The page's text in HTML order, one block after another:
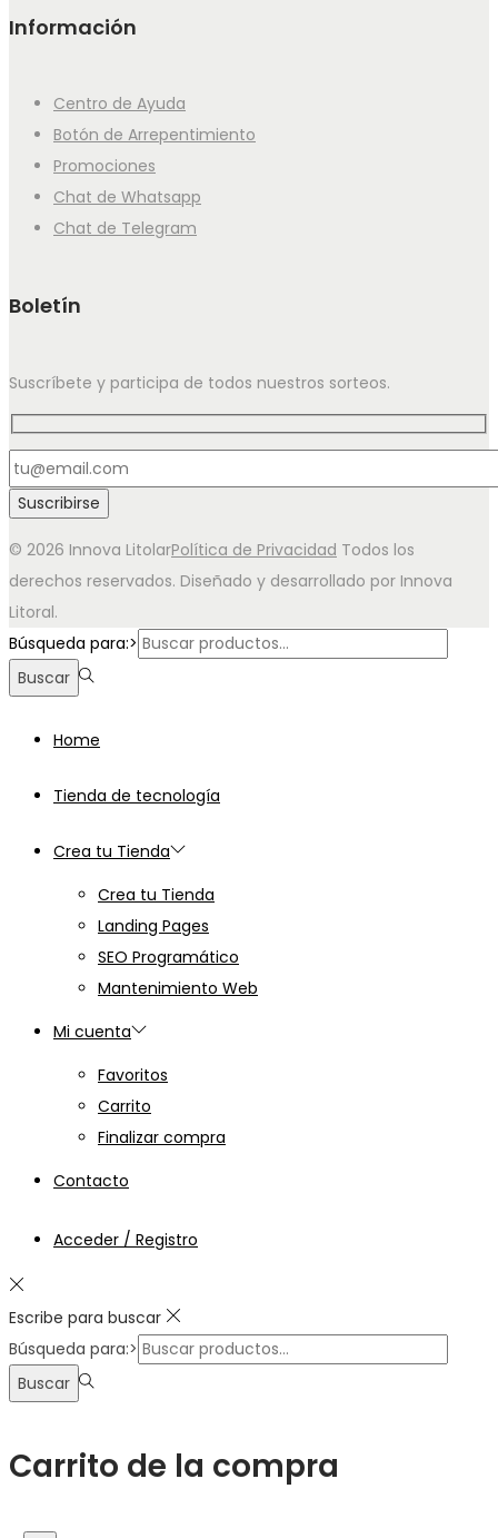
Información
Centro de Ayuda
Botón de Arrepentimiento
Promociones
Chat de Whatsapp
Chat de Telegram
Boletín
Suscríbete y participa de todos nuestros sorteos.
© 2026 Innova LitolarPolítica de Privacidad Todos los
derechos reservados. Diseñado y desarrollado por Innova
Litoral.
Búsqueda para:>
Buscar
Home
Tienda de tecnología
Crea tu Tienda
Crea tu Tienda
Landing Pages
SEO Programático
Mantenimiento Web
Mi cuenta
Favoritos
Carrito
Finalizar compra
Contacto
Acceder / Registro
Escribe para buscar
Búsqueda para:>
Buscar
Carrito de la compra